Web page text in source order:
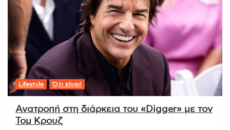
Lifestyle Ό,τι είναι!
Ανατροπή στη διάρκεια του «Digger» με τον
Τομ Κρουζ